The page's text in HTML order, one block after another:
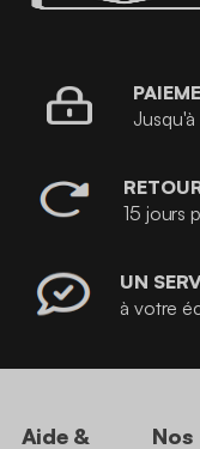
15 jours
UN
à votre
Aide &
Nos